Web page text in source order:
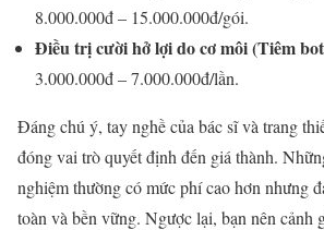
8.000.000đ – 15.000.000đ/gói.
Điều trị cười hở lợi do cơ môi (Tiêm
3.000.000đ – 7.000.000đ/lần.
Đáng chú ý, tay nghề của bác sĩ và trang
đóng vai trò quyết định đến giá thành.
nghiệm thường có mức phí cao hơn nhưng
toàn và bền vững. Ngược lại, bạn nên cảnh